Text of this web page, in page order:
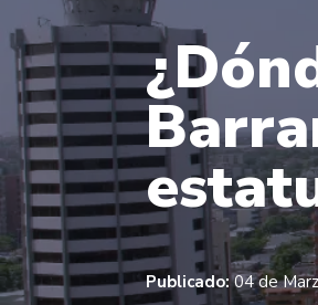
Publicado:04 de